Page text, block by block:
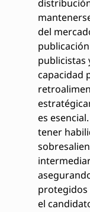
del
publicistas
capacidad
es
tener
protegidos
el